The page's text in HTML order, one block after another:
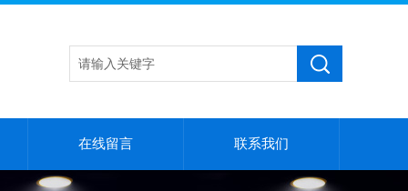
在线留言 联系我们